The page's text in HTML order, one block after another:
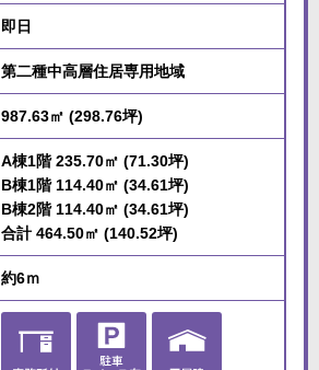
即日
第二種中高層住居専用地域
987.63㎡ (298.76坪)
A棟1階 235.70㎡ (71.30坪)
B棟1階 114.40㎡ (34.61坪)
B棟2階 114.40㎡ (34.61坪)
合計 464.50㎡ (140.52坪)
約6ｍ